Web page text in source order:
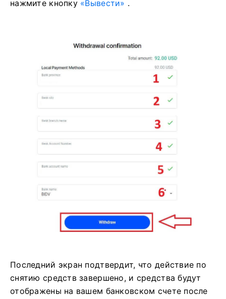
Название банковского счета.
После того, как вы заполните форму и
убедитесь, что все поля заполнены правильно,
нажмите кнопку«Вывести»